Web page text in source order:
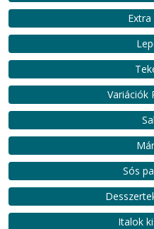
Variációk
Sós
Italok